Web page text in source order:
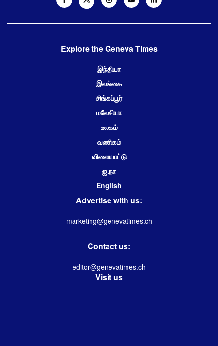
Explore the Geneva Times
இந்தியா
இலங்கை
சிங்கப்பூர்
மலேசியா
உலகம்
வணிகம்
விளையாட்டு
ஐ.நா
English
Advertise with us:
marketing@genevatimes.ch
Contact us:
editor@genevatimes.ch
Visit us